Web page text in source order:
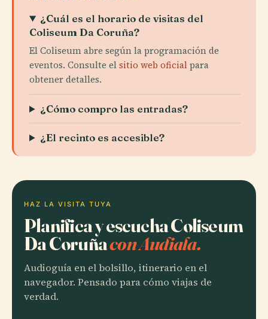
¿Cuál es el horario de visitas del
Coliseum Da Coruña?
El Coliseum abre según la programación de
eventos. Consulte elsitio web oficialpara
obtener detalles.
¿Cómo compro las entradas?
¿El recinto es accesible?
HAZ LA VISITA TUYA
Planifica y escucha Coliseum
Da Coruñacon Audiala.
Audioguía en el bolsillo, itinerario en el
navegador. Pensado para cómo viajas de
verdad.